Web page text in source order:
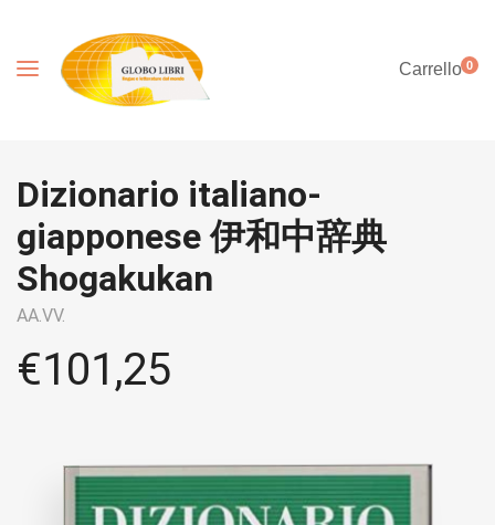
Carrello0
Dizionario italiano-
giapponese 伊和中辞典
Shogakukan
AA.VV.
€101,25